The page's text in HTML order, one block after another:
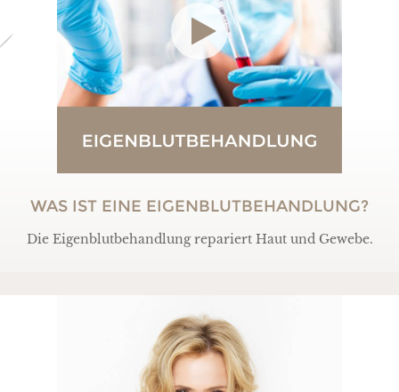
WAS IST EINE EIGENBLUTBEHANDLUNG?
Die Eigenblutbehandlung repariert Haut und Gewebe.